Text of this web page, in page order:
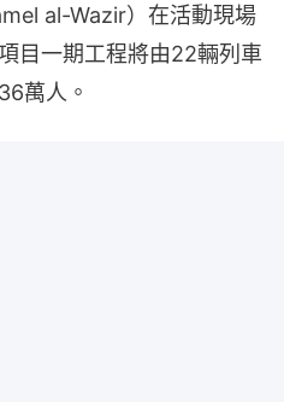
al-Wazir）在活動現場
目一期工程將由22輛列車
萬人。